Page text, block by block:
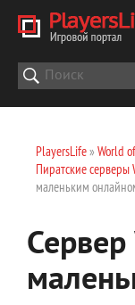
PlayersLife» World
Пиратские серверы
маленьким
Сервер